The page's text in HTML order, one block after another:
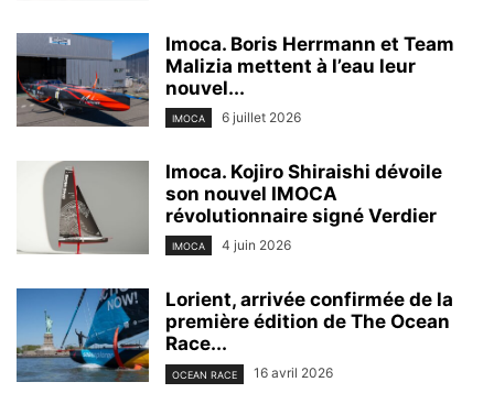
Imoca. Boris Herrmann et Team
Malizia mettent à l’eau leur
nouvel...
IMOCA 6 juillet 2026
Imoca. Kojiro Shiraishi dévoile
son nouvel IMOCA
révolutionnaire signé Verdier
IMOCA 4 juin 2026
Lorient, arrivée confirmée de la
première édition de The Ocean
Race...
OCEAN RACE 16 avril 2026